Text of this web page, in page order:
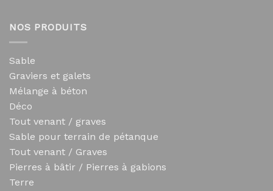
NOS PRODUITS
Sable
Graviers et galets
Mélange à béton
Déco
Tout venant / graves
Sable pour terrain de pétanque
Tout venant / Graves
Pierres à bâtir / Pierres à gabions
Terre